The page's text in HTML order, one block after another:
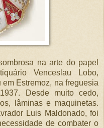
na arte do papel
Venceslau Lobo,
Estremoz, na freguesia
Desde muito cedo,
lâminas e maquinetas.
Luis Maldonado, foi
de combater o